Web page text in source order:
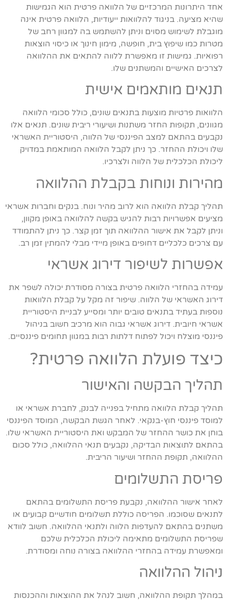
אחד היתרונות המרכזיים של הלוואה פרטית הוא הגמישות
שהיא מציעה. בניגוד להלוואות ייעודיות, הלוואה פרטית אינה
מוגבלת לשימוש מסוים וניתן להשתמש בה למגוון רחב של
מטרות כמו שיפוץ בית, חופשה, מימון חינוך או כיסוי הוצאות
רפואיות. גמישות זו מאפשרת ללווה להתאים את ההלוואה
לצרכים האישיים והמשתנים שלו.
תנאים מותאמים אישית
הלוואות פרטיות מוצעות בתנאים שונים, כולל סכומי הלוואה
מגוונים, תקופות החזר משתנות ושיעורי ריבית שונים. תנאים אלו
נקבעים בהתאם למצב הפיננסי של הלווה, היסטוריית האשראי
שלו ויכולת ההחזר. כך ניתן לקבל הלוואה המותאמת במדויק
ליכולת הכלכלית של הלווה ולצרכיו.
מהירות ונוחות בקבלת ההלוואה
תהליך קבלת הלוואה הוא לרוב מהיר ונוח. בנקים וחברות אשראי
מציעים אפשרויות רבות להגיש בקשה להלוואה באופן מקוון,
וניתן לקבל את אישור ההלוואה תוך זמן קצר. כך ניתן להתמודד
עם צרכים כלכליים דחופים באופן מיידי מבלי להמתין זמן רב.
אפשרות לשיפור דירוג אשראי
עמידה בהחזרי הלוואה פרטית בצורה מסודרת יכולה לשפר את
דירוג האשראי של הלווה. שיפור זה מקל על קבלת הלוואות
נוספות בעתיד בתנאים טובים יותר ומסייע לבניית היסטוריית
אשראי חיובית. דירוג אשראי גבוה הוא מרכיב חשוב בניהול
פיננסי מוצלח ויכול לפתוח דלתות רבות במגוון תחומים פיננסיים.
כיצד פועלת הלוואה פרטית?
תהליך הבקשה והאישור
תהליך קבלת הלוואה מתחיל בפנייה לבנק, לחברת אשראי או
למוסד פיננסי חוץ-בנקאי. לאחר הגשת הבקשה, המוסד הפיננסי
בוחן את כושר ההחזר של המבקש ואת היסטוריית האשראי שלו.
בהתאם לתוצאות הבדיקה, נקבעים תנאי ההלוואה, כולל סכום
ההלוואה, תקופת ההחזר ושיעור הריבית.
פריסת התשלומים
לאחר אישור ההלוואה, נקבעת פריסת התשלומים בהתאם
לתנאים שסוכמו. הפריסה כוללת תשלומים חודשיים קבועים או
משתנים בהתאם להעדפות הלווה ולתנאי ההלוואה. חשוב לוודא
שפריסת התשלומים מתאימה ליכולת הכלכלית שלכם
ומאפשרת עמידה בהחזרי ההלוואה בצורה נוחה ומסודרת.
ניהול ההלוואה
במהלך תקופת ההלוואה, חשוב לנהל את ההוצאות וההכנסות